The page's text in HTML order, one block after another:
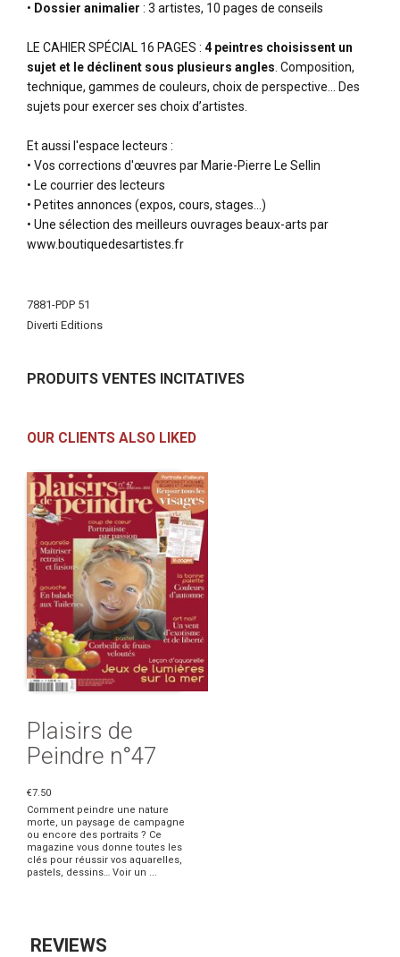
• Dossier animalier : 3 artistes, 10 pages de conseils
LE CAHIER SPÉCIAL 16 PAGES : 4 peintres choisissent un
sujet et le déclinent sous plusieurs angles . Composition,
technique, gammes de couleurs, choix de perspective… Des
sujets pour exercer ses choix d’artistes.
Et aussi l'espace lecteurs :
• Vos corrections d'œuvres par Marie-Pierre Le Sellin
• Le courrier des lecteurs
• Petites annonces (expos, cours, stages…)
• Une sélection des meilleurs ouvrages beaux-arts par
www.boutiquedesartistes.fr
Information
7881-PDP 51
Diverti Editions
PRODUITS VENTES INCITATIVES
OUR CLIENTS ALSO LIKED
Plaisirs de
Peindre n°47
€7.50
Comment peindre une nature
morte, un paysage de campagne
ou encore des portraits ? Ce
magazine vous donne toutes les
clés pour réussir vos aquarelles,
pastels, dessins… Voir un ...
REVIEWS